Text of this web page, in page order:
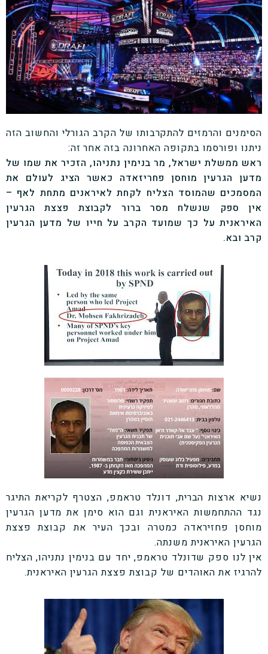
הסימנים והרמזים להתקרבותו של הקרב הגורלי והחשוב הזה
ניתנו ופורסמו בתקופה האחרונה בזה אחר זה:
ראש ממשלת ישראל, מר בנימין נתניהו, הזכיר את שמו של
מדען הגרעין מוחסן פחריזאדה כאשר הציג לעולם את
המסמכים שהמוסד הצליח לקחת לאיראנים מתחת לאף –
אין ספק שנשלח מסר ברור לקבוצת פצצת הגרעין
האיראנית על כך שמועד הקרב על חייו של מדען הגרעין
קרב ובא.
נשיא ארצות הברית, דונלד טראמפ, הצטרף לקריאת התיגר
נגד ההתחמשות האיראנית וגם הוא סימן את מדען הגרעין
מוחסן פחזיראדה כמטרה ובכך העיר את קבוצת פצצת
הגרעין האיראנית משנתה.
אין לנו ספק שדונלד טראמפ, יחד עם בנימין נתניהו, הצליח
להרגיז את האוהדים של קבוצת פצצת הגרעין האיראנית.